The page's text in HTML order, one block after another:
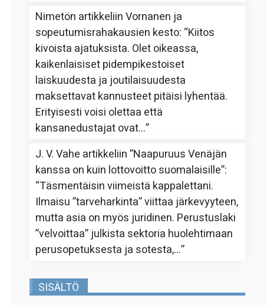
Nimetön artikkeliinVornanen ja
sopeutumisrahakausien kesto: “Kiitos
kivoista ajatuksista. Olet oikeassa,
kaikenlaisiset pidempikestoiset
laiskuudesta ja joutilaisuudesta
maksettavat kannusteet pitäisi lyhentää.
Erityisesti voisi olettaa että
kansanedustajat ovat…”
J. V. Vahe artikkeliin”Naapuruus Venäjän
kanssa on kuin lottovoitto suomalaisille”:
“Täsmentäisin viimeistä kappalettani.
Ilmaisu ”tarveharkinta” viittaa järkevyyteen,
mutta asia on myös juridinen. Perustuslaki
”velvoittaa” julkista sektoria huolehtimaan
perusopetuksesta ja sotesta,…”
SISÄLTÖ